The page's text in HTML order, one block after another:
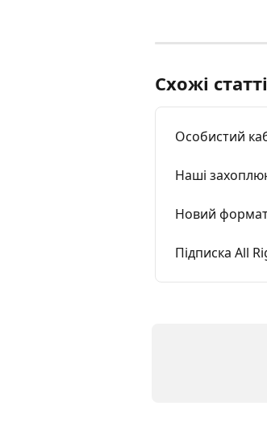
Схожі статті
Особистий
Наші
Новий формат
Підписка All